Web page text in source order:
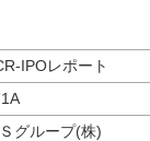
IPOレポート
グループ(株)